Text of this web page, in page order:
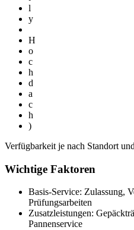
l
y
H
o
c
h
d
a
c
h
)
Verfügbarkeit je nach Standort
Wichtige Faktoren
Basis-Service: Zulassung,
Prüfungsarbeiten
Zusatzleistungen:
Pannenservice